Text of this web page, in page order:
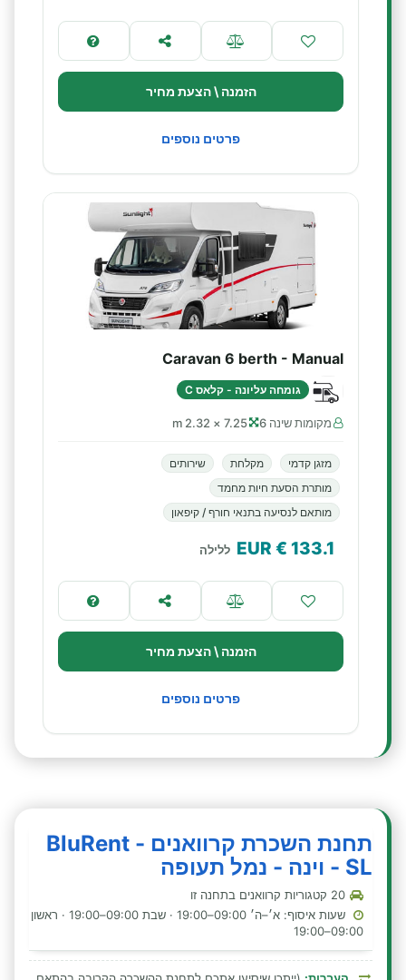
הזמנה \ הצעת מחיר
פרטים נוספים
Caravan 6 berth - Manual
גומחה עליונה - קלאס C
מקומות שינה 6 7.25 × 2.32 m
מזגן קדמי מקלחת
שירותים
מותרת הסעת חיות מחמד
מותאם לנסיעה בתנאי חורף / קיפאון
133.1
€ EUR ללילה
הזמנה \ הצעת מחיר
פרטים נוספים
תחנת השכרת קרוואנים - BluRent
SL - וינה - נמל תעופה
שעות איסוף: א׳–ה׳ 09:00–19:00 · שבת 09:00–19:00 · ראשון
09:00–19:00